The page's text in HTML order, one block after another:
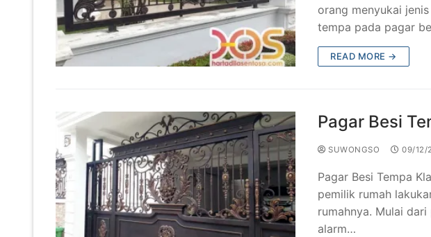
orang menyukai
tempa pada pagar
READ MORE →
Pagar Besi
SUWONGSO 09/12/
Pagar Besi Tempa
pemilik rumah
rumahnya. Mulai
alarm…